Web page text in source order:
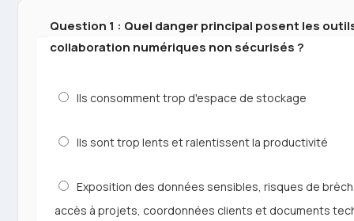
Question 1 : Quel danger principal posent les
collaboration numériques non sécurisés ?
Ils consomment trop d'espace de stockage
Ils sont trop lents et ralentissent la productivité
Exposition des données sensibles, risques de
accès à projets, coordonnées clients et documents